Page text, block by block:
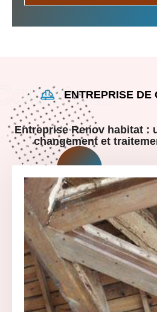
ENTREPRISE DE
Entreprise Renov habitat :
changement et